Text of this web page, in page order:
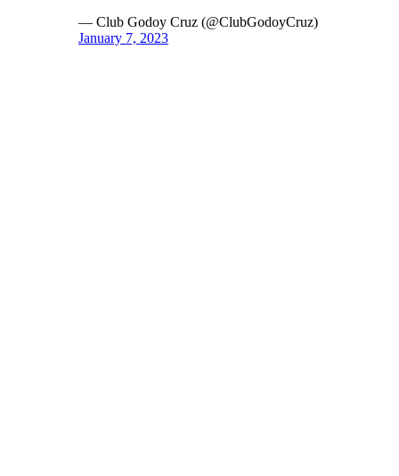
— Club Godoy Cruz (@ClubGodoyCruz)
January 7, 2023